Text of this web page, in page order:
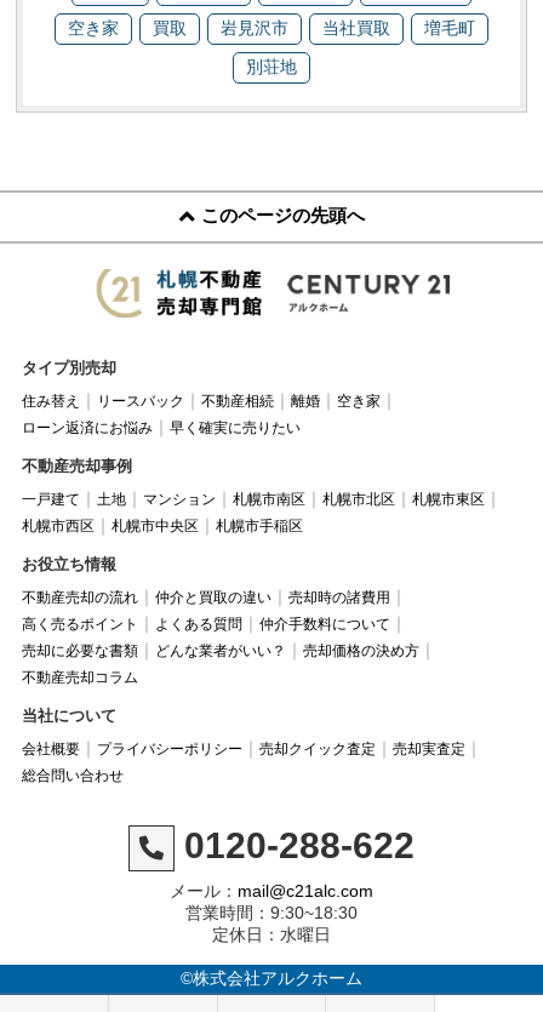
空き家
買取 岩見沢市 当社買取
増毛町
別荘地
このページの先頭へ
タイプ別売却
住み替え リースバック 不動産相続 離婚
空き家
ローン返済にお悩み
早く確実に売りたい
不動産売却事例
一戸建て 土地 マンション 札幌市南区 札幌市北区
札幌市東区
札幌市西区
札幌市中央区 札幌市手稲区
お役立ち情報
不動産売却の流れ 仲介と買取の違い
売却時の諸費用
高く売るポイント
よくある質問
仲介手数料について
売却に必要な書類
どんな業者がいい？
売却価格の決め方
不動産売却コラム
当社について
会社概要 プライバシーポリシー 売却クイック査定
売却実査定
総合問い合わせ
0120-288-622
メール： mail@c21alc.com
営業時間：9:30~18:30
定休日：水曜日
©株式会社アルクホーム